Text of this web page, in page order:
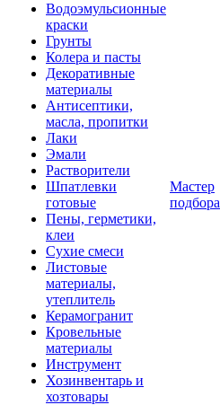
Водоэмульсионные
краски
Грунты
Колера и пасты
Декоративные
материалы
Антисептики,
масла, пропитки
Лаки
Эмали
Растворители
Шпатлевки
готовые
Пены, герметики,
клеи
Сухие смеси
Листовые
материалы,
утеплитель
Керамогранит
Кровельные
материалы
Инструмент
Хозинвентарь и
хозтовары
Мастер
подбора